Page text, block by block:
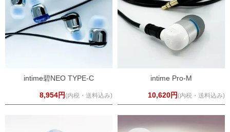
intime碧NEO TYPE-C
8,954円(内税・送料込み)
intime Pro-M
10,620円(内税・送料込み)